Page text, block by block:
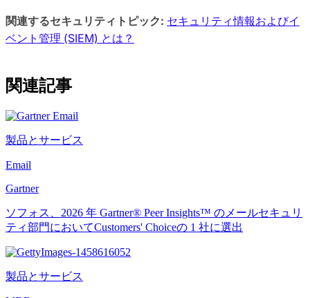
関連するセキュリティトピック: セキュリティ情報およびイ
ベント管理 (SIEM) とは？
関連記事
製品とサービス
Email
Gartner
ソフォス、2026 年 Gartner® Peer Insights™ のメールセキュリ
ティ部門においてCustomers' Choiceの 1 社に選出
製品とサービス